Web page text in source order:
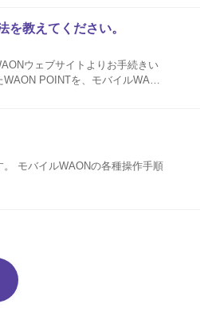
教えてください。
ウェブサイトよりお手続きい
モバイルWAONの各種操作手順